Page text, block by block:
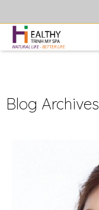
Blog Archives